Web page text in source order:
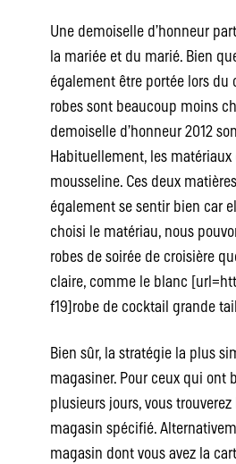
Une demoiselle d’honneur
la mariée et du marié. Bien
également être portée lors du
robes sont beaucoup moins
demoiselle d’honneur 2012
Habituellement, les matériaux
mousseline. Ces deux
également se sentir bien car
choisi le matériau, nous
robes de soirée de croisière
claire, comme le blanc
f19]robe de cocktail grande
Bien sûr, la stratégie la plus
magasiner. Pour ceux qui ont
plusieurs jours, vous
magasin spécifié.
magasin dont vous avez la